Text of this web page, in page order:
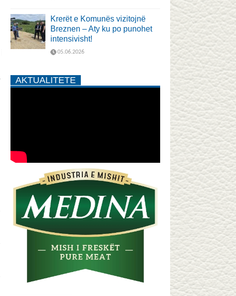
Krerët e Komunës vizitojnë
Breznen – Aty ku po punohet
intensivisht!
05.06.2026
AKTUALITETE